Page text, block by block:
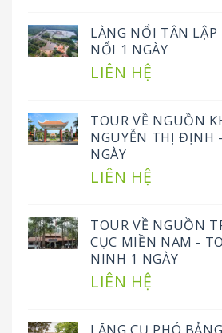
LÀNG NỔI TÂN
NỔI 1 NGÀY
LIÊN HỆ
TOUR VỀ NGUỒN
NGUYỄN THỊ ĐỊNH
NGÀY
LIÊN HỆ
TOUR VỀ NGUỒN
CỤC MIỀN NAM -
NINH 1 NGÀY
LIÊN HỆ